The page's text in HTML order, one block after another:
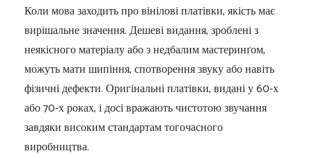
Коли мова заходить про вінілові платівки, якість має
вирішальне значення. Дешеві видання, зроблені з
неякісного матеріалу або з недбалим мастеринґом,
можуть мати шипіння, спотворення звуку або навіть
фізичні дефекти. Оригінальні платівки, видані у 60-х
або 70-х роках, і досі вражають чистотою звучання
завдяки високим стандартам тогочасного
виробництва.